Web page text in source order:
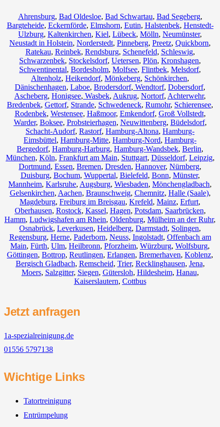
Ahrensburg, Bad Oldesloe, Bad Schwartau, Bad Segeberg,
Bargteheide, Eckernförde, Elmshorn, Eutin, Halstenbek, Henstedt-
Ulzburg, Kaltenkirchen, Kiel, Lübeck, Mölln, Neumünster,
Neustadt in Holstein, Norderstedt, Pinneberg, Preetz, Quickborn,
Ratekau, Reinbek, Rendsburg, Schenefeld, Schleswig,
Schwarzenbek, Stockelsdorf, Uetersen, Plön, Kronshagen,
Schwentinental, Bordesholm, Molfsee, Flintbek, Melsdorf,
Altenholz, Heikendorf, Mönkeberg, Schönkirchen,
Dänischenhagen, Laboe, Brodersdorf, Wendtorf, Dobersdorf,
Ascheberg, Honigsee, Wasbek, Aukrug, Nortorf, Achterwehr,
Bredenbek, Gettorf, Strande, Schwedeneck, Rumohr, Schierensee,
Rodenbek, Westensee, Haßmoor, Emkendorf, Groß Vollstedt,
Warder, Boksee, Probsteierhagen, Neuwittenberg, Büdelsdorf,
Schacht-Audorf, Rastorf, Hamburg-Altona, Hamburg-
Eimsbüttel, Hamburg-Mitte, Hamburg-Nord, Hamburg-
Bergedorf, Hamburg-Harburg, Hamburg-Wandsbek, Berlin,
München, Köln, Frankfurt am Main, Stuttgart, Düsseldorf, Leipzig,
Dortmund, Essen, Bremen, Dresden, Hannover, Nürnberg,
Duisburg, Bochum, Wuppertal, Bielefeld, Bonn, Münster,
Mannheim, Karlsruhe, Augsburg, Wiesbaden, Mönchengladbach,
Gelsenkirchen, Aachen, Braunschweig, Chemnitz⁠, Halle (Saale),
Magdeburg, Freiburg im Breisgau, Krefeld, Mainz, Erfurt,
Oberhausen, Rostock, Kassel, Hagen, Potsdam, Saarbrücken,
Hamm, Ludwigshafen am Rhein, Oldenburg, Mülheim an der Ruhr,
Osnabrück, Leverkusen, Heidelberg, Darmstadt, Solingen,
Regensburg, Herne, Paderborn, Neuss, Ingolstadt, Offenbach am
Main, Fürth, Ulm, Heilbronn, Pforzheim, Würzburg, Wolfsburg,
Göttingen, Bottrop, Reutlingen, Erlangen, Bremerhaven, Koblenz,
Bergisch Gladbach, Remscheid, Trier, Recklinghausen, Jena,
Moers, Salzgitter, Siegen, Gütersloh, Hildesheim, Hanau,
Kaiserslautern, Cottbus
Jetzt anfragen
1a-spezialreinigung.de
01556 5797138
Wichtige Links
Tatortreinigung
Entrümpelung